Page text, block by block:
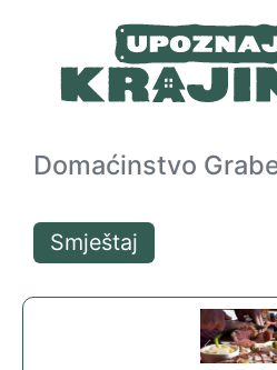
Domaćinstvo
Smještaj